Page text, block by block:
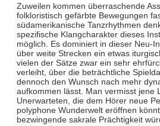
Zuweilen kommen überraschende
folkloristisch gefärbte Bewegungen
südamerikanische Tanzrhythmen
spezifische Klangcharakter dieses
möglich. Es dominiert in dieser Neu-
über weite Strecken ein etwas
vielen der Sätze zwar ein sehr
verleiht, über die beträchtliche
dennoch den Wunsch nach mehr
aufkommen lässt. Man vermisst jene
Unerwarteten, die dem Hörer neue
polyphone Wunderwelt eröffnen
bezwingende sakrale Prächtigkeit